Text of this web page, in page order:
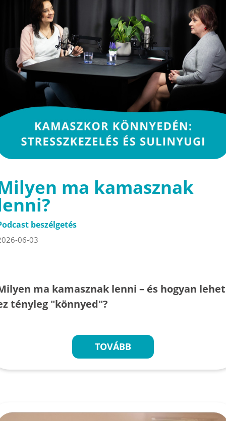
ma kamasznak
beszélgetés
06-03
ma kamasznak lenni – és hogyan lehet
tényleg "könnyed"?
TOVÁBB